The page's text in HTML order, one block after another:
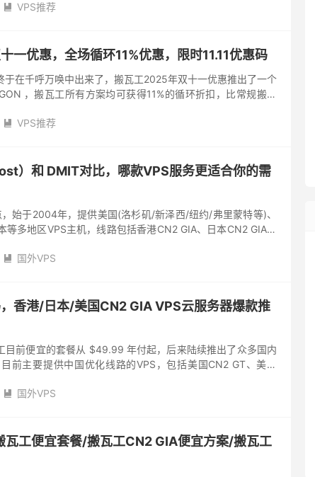
 VPS推荐
一优惠，全场循环11%优惠，限时11.11优惠码
于在千呼万唤中出来了，搬瓦工2025年双十一优惠推出了一个
，搬瓦工所有方案均可获得11%的循环折扣，比常规搬瓦
 VPS推荐
）和 DMIT对比，哪款VPS服务更适合你的需
始于2004年，提供美国(洛杉矶/新泽西/纽约/弗里蒙特等)、
等多地区VPS主机，线路包括香港CN2 GIA、日本CN2 GIA、
 国外VPS
香港/日本/美国CN2 GIA VPS云服务器爆款推
目前便宜的套餐从 $49.99 年付起，后来陆续推出了众多国内
前主要提供中国优化线路的VPS，包括美国CN2 GT、美国
 国外VPS
工便宜套餐/搬瓦工CN2 GIA便宜方案/搬瓦工